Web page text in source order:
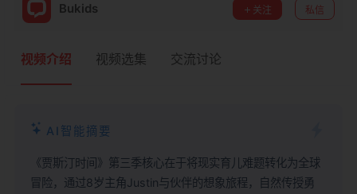
Bukids 关注 私信
视频介绍 视频选集 交流讨论
AI智能摘要
《贾斯汀时间》第三季核心在于将现实育儿难题转化为全球
冒险，通过8岁主角Justin与伙伴的想象旅程，自然传授勇